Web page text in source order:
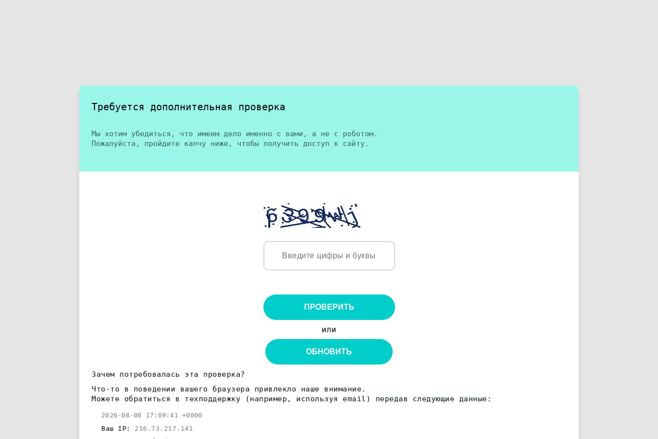
Требуется дополнительная проверка
Мы хотим убедиться, что имеем дело именно с вами, а не с роботом.
Пожалуйста, пройдите капчу ниже, чтобы получить доступ к сайту.
ПРОВЕРИТЬ
или
ОБНОВИТЬ
Зачем потребовалась эта проверка?
Что-то в поведении вашего браузера привлекло наше внимание.
Можете обратиться в техподдержку (например, используя email) передав следующие данные:
2026-08-08 17:09:41 +0000
Ваш IP: 216.73.217.141